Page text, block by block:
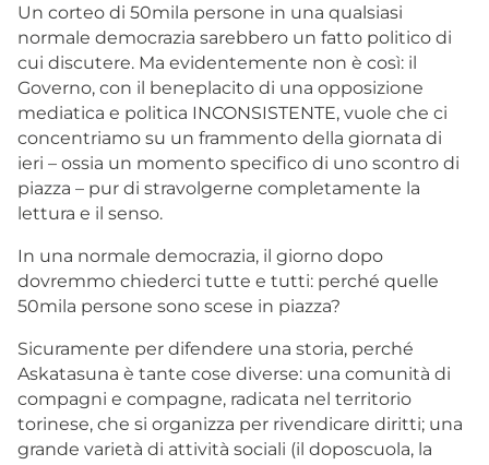
Un corteo di 50mila persone in una qualsiasi
normale democrazia sarebbero un fatto politico di
cui discutere. Ma evidentemente non è così: il
Governo, con il beneplacito di una opposizione
mediatica e politica INCONSISTENTE, vuole che ci
concentriamo su un frammento della giornata di
ieri – ossia un momento specifico di uno scontro di
piazza – pur di stravolgerne completamente la
lettura e il senso.
In una normale democrazia, il giorno dopo
dovremmo chiederci tutte e tutti: perché quelle
50mila persone sono scese in piazza?
Sicuramente per difendere una storia, perché
Askatasuna è tante cose diverse: una comunità di
compagni e compagne, radicata nel territorio
torinese, che si organizza per rivendicare diritti; una
grande varietà di attività sociali (il doposcuola, la